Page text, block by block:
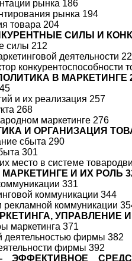
рынка 186
рынка 194
товара 204
СИЛЫ И
силы 212
деятельности
конкурентоспособности
В МАРКЕТИНГЕ
и их реализация 257
268
маркетинге 276
И ОРГАНИЗАЦИЯ
сбыта 290
301
место в системе
И ИХ РОЛЬ
331
коммуникации 344
коммуникации
УПРАВЛЕНИЕ
маркетинга 371
деятельностью фирмы 382
фирмы 392
ЭФФЕКТИВНОЕ